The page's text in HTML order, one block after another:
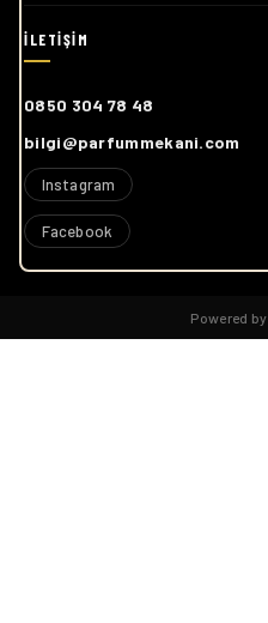
0850 304 78 48
bilgi@parfummekani.com
Instagram
Facebook
Powered by